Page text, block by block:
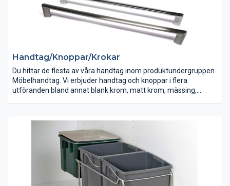
Handtag/Knoppar/Krokar
Du hittar de flesta av våra handtag inom produktundergruppen
Möbelhandtag. Vi erbjuder handtag och knoppar i flera
utföranden bland annat blank krom, matt krom, mässing,
porthandtag och skjutdörrsshandtag.
Inom undergruppen Krokar ligger de traditionella skolkrokarna
tillsammans med andra krokar som passar som
inredningsdetalj. Våra kökshandtag, knoppar,
skjutdörrshandtag och krokar speglar de trender som råder
inom inredningsindustrin.